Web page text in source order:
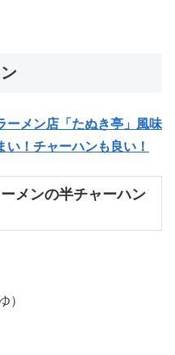
ーメン店「たぬき亭」風味
！チャーハンも良い！
メンの半チャーハン
）